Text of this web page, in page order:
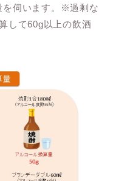
を伺います。※過剰な
して60g以上の飲酒